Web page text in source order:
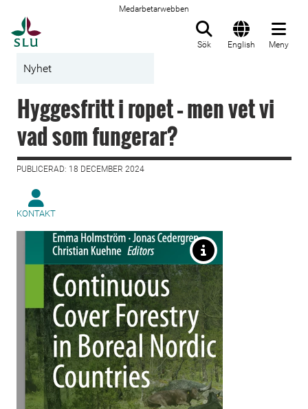
Medarbetarwebben
Sök English Meny
Nyhet
Hyggesfritt i ropet – men vet vi
vad som fungerar?
PUBLICERAD: 18 DECEMBER 2024
KONTAKT